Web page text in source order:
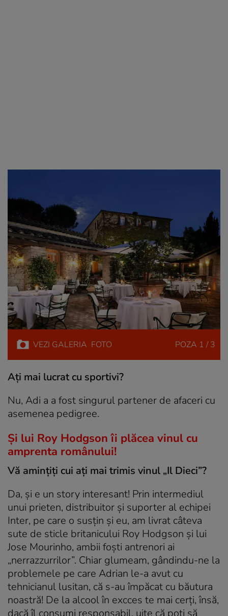
VEZI GALERIA FOTO POZA 1 / 3
Aţi mai lucrat cu sportivi?
Nu, Adi a a fost singurul partener de afaceri cu
asemenea pedigree.
Şi lui Roy Hodgson îi plăcea vinul cu
amprenta românului!
Vă aminţiţi cui aţi mai trimis vinul „Il Dieci”?
Da, şi e un story interesant! Prin intermediul
unui prieten, distribuitor şi suporter al echipei
Inter, pe care o susţin şi eu, am livrat câteva
sute de sticle britanicului Roy Hodgson şi lui
Jose Mourinho, ambii foşti antrenori ai
„nerrazzurrilor”. Chiar glumeam, gândindu-ne la
problemele pe care Adrian le-a avut cu
tehnicianul lusitan, că s-au împăcat cu băutura
noastră! De la alcool în excces te mai cerţi, însă,
dacă îl consumi responsabil, uite că poţi să